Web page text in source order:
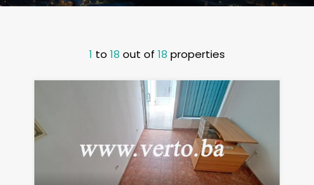
1 to 18 out of 18 properties